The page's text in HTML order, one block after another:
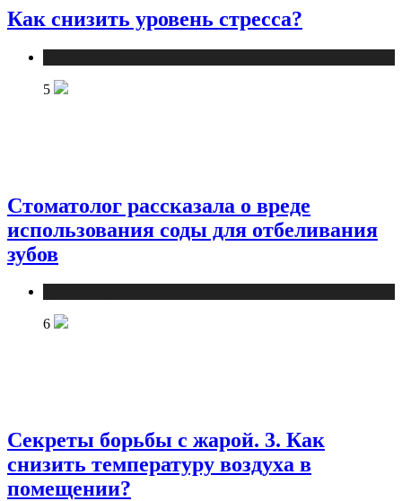
Как снизить уровень стресса?
5
Стоматолог рассказала о вреде
использования соды для отбеливания
зубов
6
Секреты борьбы с жарой. 3. Как
снизить температуру воздуха в
помещении?